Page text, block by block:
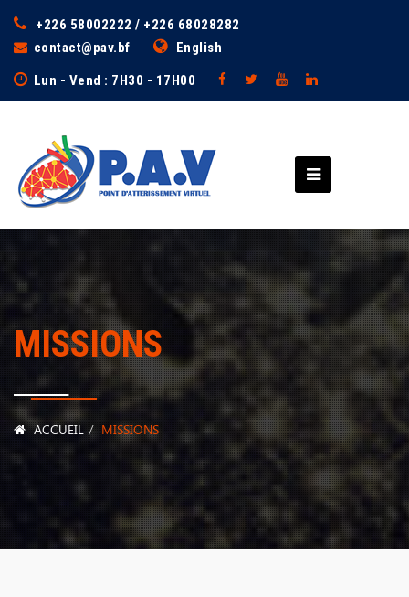
+226 58002222 / +226 68028282
contact@pav.bf
English
Lun - Vend : 7H30 - 17H00
MISSIONS
ACCUEIL MISSIONS